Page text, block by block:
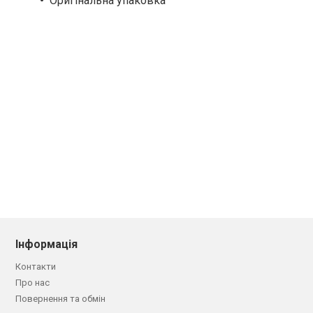
Інформація
Контакти
Про нас
Повернення та обмін